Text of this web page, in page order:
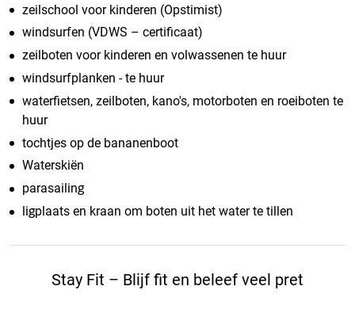
zeilschool voor kinderen (Opstimist)
windsurfen (VDWS – certificaat)
zeilboten voor kinderen en volwassenen te huur
windsurfplanken - te huur
waterfietsen, zeilboten, kano's, motorboten en roeiboten te
huur
tochtjes op de bananenboot
Waterskiën
parasailing
ligplaats en kraan om boten uit het water te tillen
Stay Fit – Blijf fit en beleef veel pret